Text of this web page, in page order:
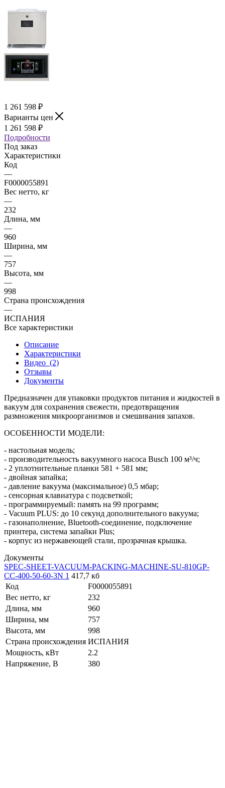
1 261 598 ₽
Варианты цен
1 261 598 ₽
Подробности
Под заказ
Характеристики
Код
—
F0000055891
Вес нетто, кг
—
232
Длина, мм
—
960
Ширина, мм
—
757
Высота, мм
—
998
Страна происхождения
—
ИСПАНИЯ
Все характеристики
Описание
Характеристики
Видео (2)
Отзывы
Документы
Предназначен для упаковки продуктов питания и жидкостей в
вакуум для сохранения свежести, предотвращения
размножения микроорганизмов и смешивания запахов.
ОСОБЕННОСТИ МОДЕЛИ:
- настольная модель;
- производительность вакуумного насоса Busch 100 м³/ч;
- 2 уплотнительные планки 581 + 581 мм;
- двойная запайка;
- давление вакуума (максимальное) 0,5 мбар;
- сенсорная клавиатура с подсветкой;
- программируемый: память на 99 программ;
- Vacuum PLUS: до 10 секунд дополнительного вакуума;
- газонаполнение, Bluetooth-соединение, подключение
принтера, система запайки Plus;
- корпус из нержавеющей стали, прозрачная крышка.
Документы
SPEC-SHEET-VACUUM-PACKING-MACHINE-SU-810GP-
CC-400-50-60-3N 1 417,7 кб
Код
F0000055891
Вес нетто, кг
232
Длина, мм
960
Ширина, мм
757
Высота, мм
998
Страна происхождения ИСПАНИЯ
Мощность, кВт
2.2
Напряжение, В
380